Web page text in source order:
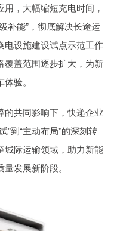
，大幅缩短充电时间，
补能”，彻底解决长途运
电设施建设试点示范工作
覆盖范围逐步扩大，为新
验。
的共同影响下，快递企业
”到“主动布局”的深刻转
城际运输领域，助力新能
发展新阶段。